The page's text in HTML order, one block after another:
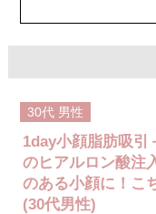
入する施術です。あご先
施術時間：約10分程
リスク、副作用：施術後
生じることがありますが
た、稀にアレルギー反応
結節が生じる可能性があ
押したりマッサージした
費用：
レスチレン 54,800円(税込)
30代 男性
1day小顔脂肪吸引
のヒアルロン酸注
のある小顔に！こ
(30代男性)